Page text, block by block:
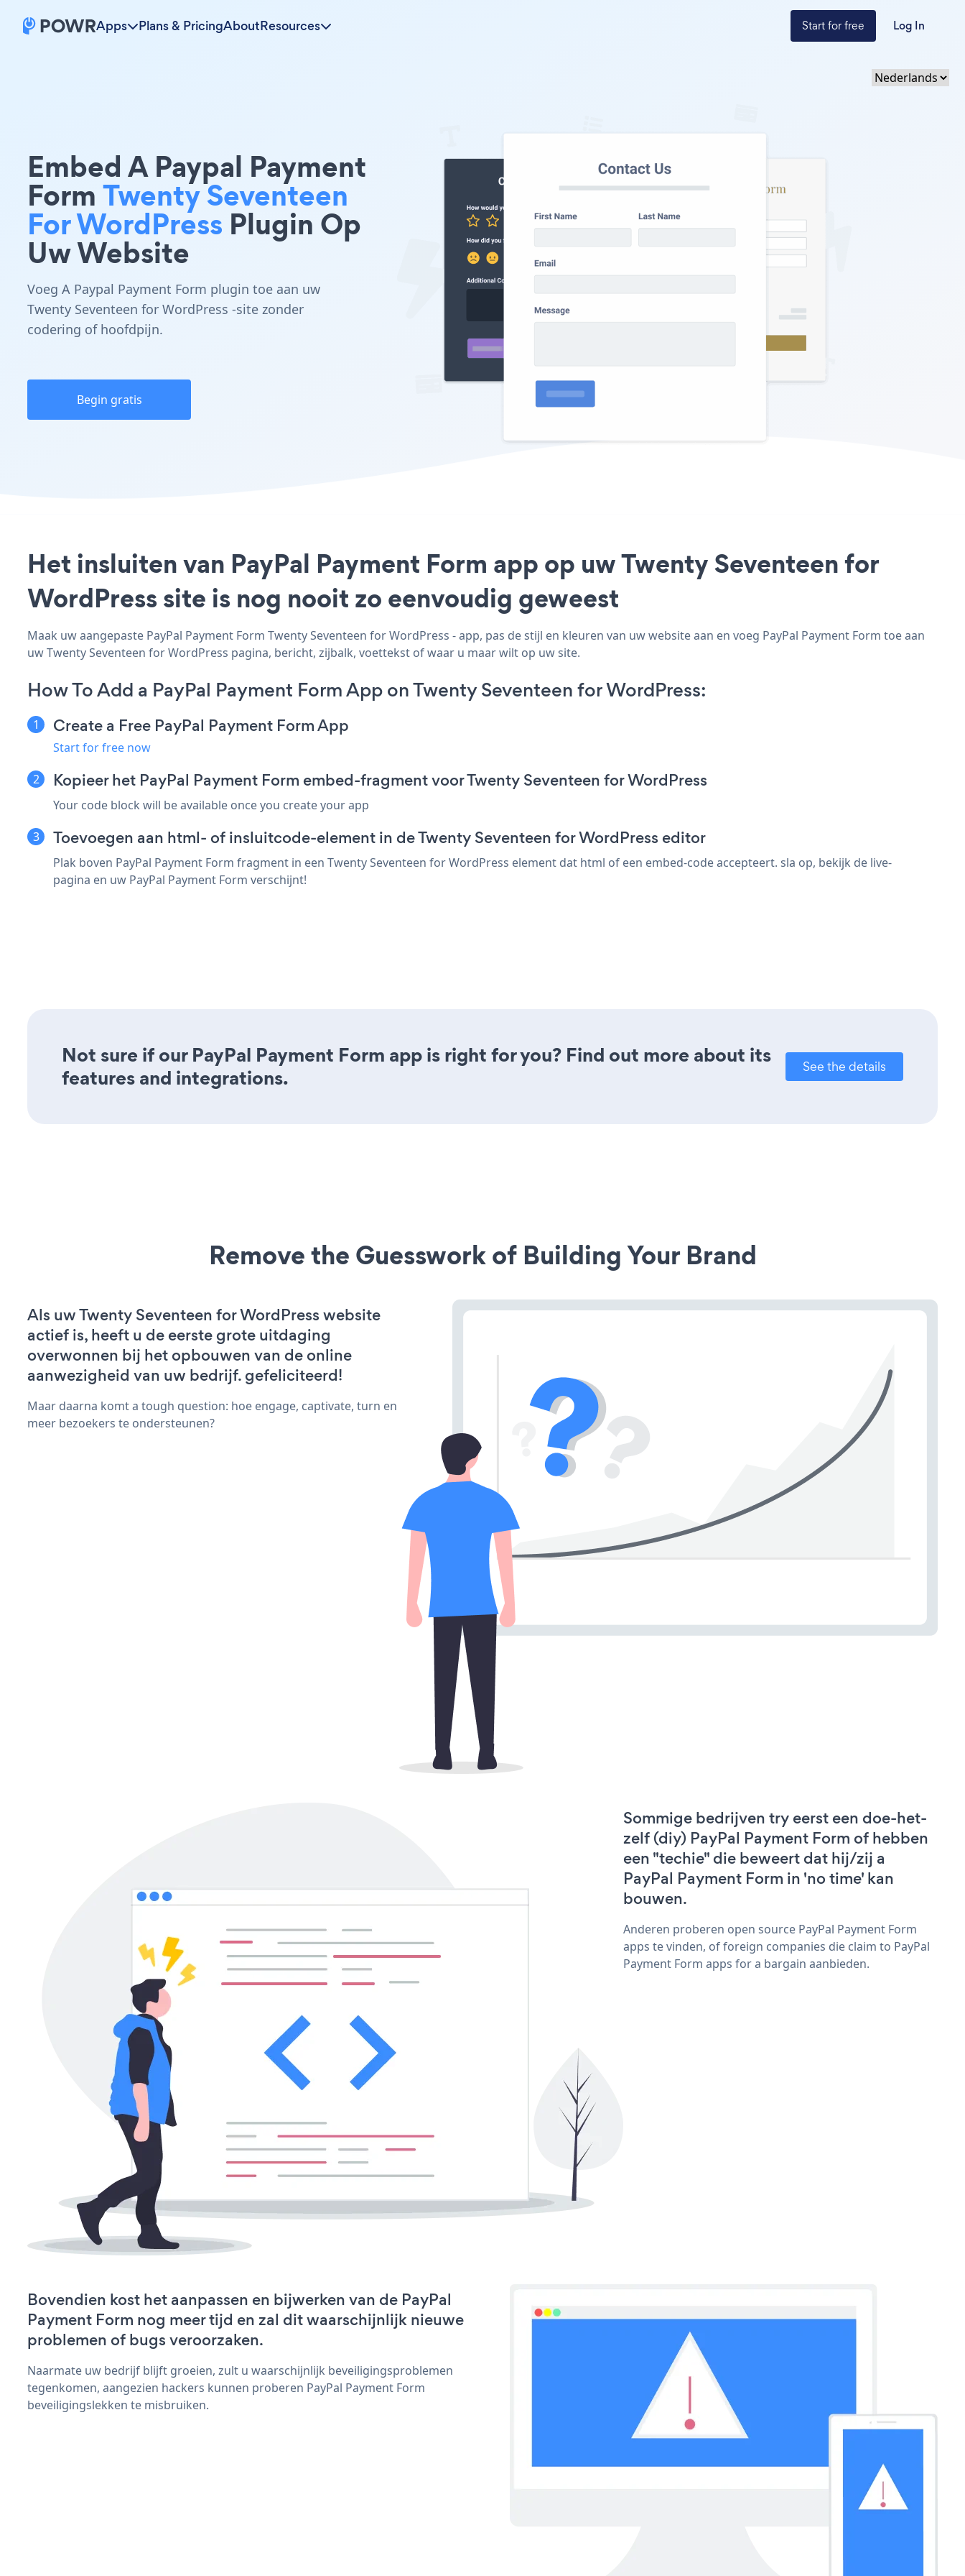
Apps Plans & PricingAboutResources Start for free Log In
Embed A Paypal Payment
FormTwenty Seventeen
For WordPress Plugin Op
Uw Website
Voeg A Paypal Payment Form plugin toe aan uw
Twenty Seventeen for WordPress -site zonder
codering of hoofdpijn.
Begin gratis
Het insluiten van PayPal Payment Form app op uw Twenty Seventeen for
WordPress site is nog nooit zo eenvoudig geweest
Maak uw aangepaste PayPal Payment Form Twenty Seventeen for WordPress - app, pas de stijl en kleuren van uw website aan en voeg PayPal Payment Form toe aan
uw Twenty Seventeen for WordPress pagina, bericht, zijbalk, voettekst of waar u maar wilt op uw site.
How To Add a PayPal Payment Form App on Twenty Seventeen for WordPress:
Create a Free PayPal Payment Form App
Start for free now
Kopieer het PayPal Payment Form embed-fragment voor Twenty Seventeen for WordPress
Your code block will be available once you create your app
Toevoegen aan html- of insluitcode-element in de Twenty Seventeen for WordPress editor
Plak boven PayPal Payment Form fragment in een Twenty Seventeen for WordPress element dat html of een embed-code accepteert. sla op, bekijk de live-
pagina en uw PayPal Payment Form verschijnt!
Not sure if our PayPal Payment Form app is right for you? Find out more about its
features and integrations.
See the details
Remove the Guesswork of Building Your Brand
Als uw Twenty Seventeen for WordPress website
actief is, heeft u de eerste grote uitdaging
overwonnen bij het opbouwen van de online
aanwezigheid van uw bedrijf. gefeliciteerd!
Maar daarna komt a tough question: hoe engage, captivate, turn en
meer bezoekers te ondersteunen?
Sommige bedrijven try eerst een doe-het-
zelf (diy) PayPal Payment Form of hebben
een "techie" die beweert dat hij/zij a
PayPal Payment Form in 'no time' kan
bouwen.
Anderen proberen open source PayPal Payment Form
apps te vinden, of foreign companies die claim to PayPal
Payment Form apps for a bargain aanbieden.
Bovendien kost het aanpassen en bijwerken van de PayPal
Payment Form nog meer tijd en zal dit waarschijnlijk nieuwe
problemen of bugs veroorzaken.
Naarmate uw bedrijf blijft groeien, zult u waarschijnlijk beveiligingsproblemen
tegenkomen, aangezien hackers kunnen proberen PayPal Payment Form
beveiligingslekken te misbruiken.